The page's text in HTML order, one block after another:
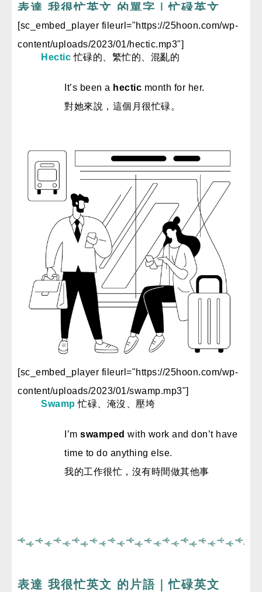
表達 我很忙英文 的單字｜忙碌英文
[sc_embed_player fileurl="https://25hoon.com/wp-
content/uploads/2023/01/hectic.mp3"]
Hectic 忙碌的、繁忙的、混亂的
It’s been a hectic month for her.
對她來說，這個月很忙碌。
[sc_embed_player fileurl="https://25hoon.com/wp-
content/uploads/2023/01/swamp.mp3"]
Swamp 忙碌、淹沒、壓垮
I’m swamped with work and don’t have
time to do anything else.
我的工作很忙，沒有時間做其他事
表達 我很忙英文 的片語｜忙碌英文